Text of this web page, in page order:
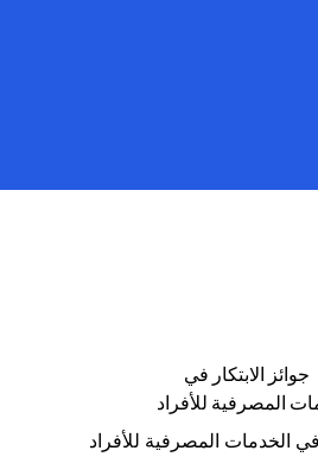
في الخدمات المصرفية للأفراد